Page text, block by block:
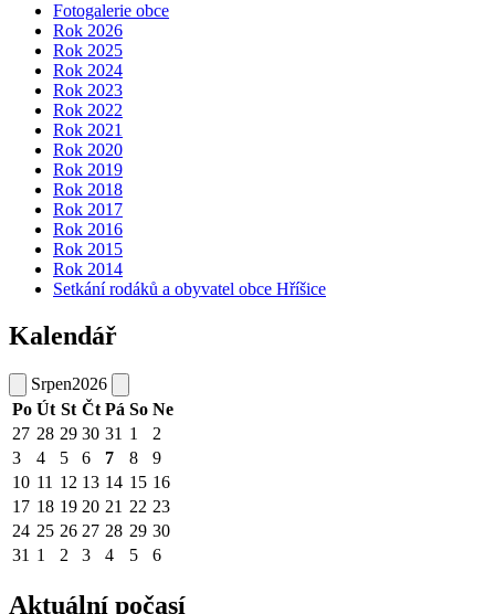
Fotogalerie obce
Rok 2026
Rok 2025
Rok 2024
Rok 2023
Rok 2022
Rok 2021
Rok 2020
Rok 2019
Rok 2018
Rok 2017
Rok 2016
Rok 2015
Rok 2014
Setkání rodáků a obyvatel obce Hříšice
Kalendář
Srpen2026
Po Út St Čt Pá So Ne
27 28 29 30 31 1
2
3
4 5 6 7 8
9
10 11 12 13 14 15 16
17 18 19 20 21 22 23
24 25 26 27 28 29 30
31 1 2 3 4 5 6
Aktuální počasí